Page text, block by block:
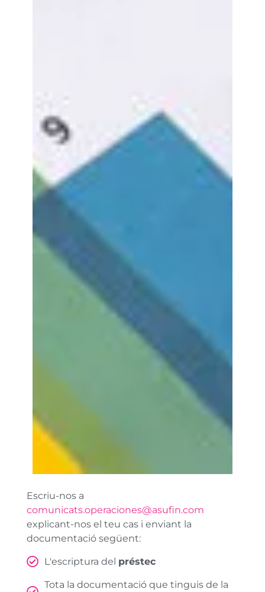
Escriu-nos a
comunicats.operaciones@asufin.com
explicant-nos el teu cas i enviant la
documentació següent:
L'escriptura del préstec
Tota la documentació que tinguis de la